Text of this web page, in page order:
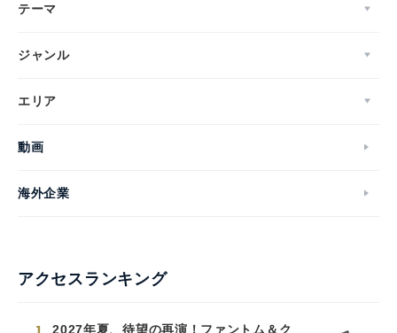
テーマ
ジャンル
エリア
動画
海外企業
アクセスランキング
2027年夏、待望の再演！ファントム＆ク